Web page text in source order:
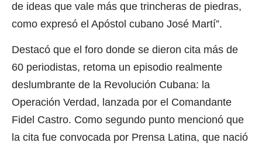
de ideas que vale más que trincheras de piedras,
como expresó el Apóstol cubano José Martí”.
Destacó que el foro donde se dieron cita más de
60 periodistas, retoma un episodio realmente
deslumbrante de la Revolución Cubana: la
Operación Verdad, lanzada por el Comandante
Fidel Castro. Como segundo punto mencionó que
la cita fue convocada por Prensa Latina, que nació